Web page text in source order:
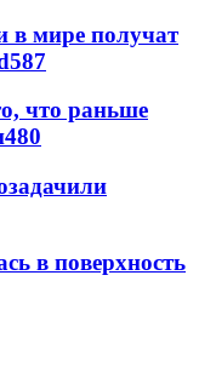
в мире получат
587
что раньше
480
в поверхность